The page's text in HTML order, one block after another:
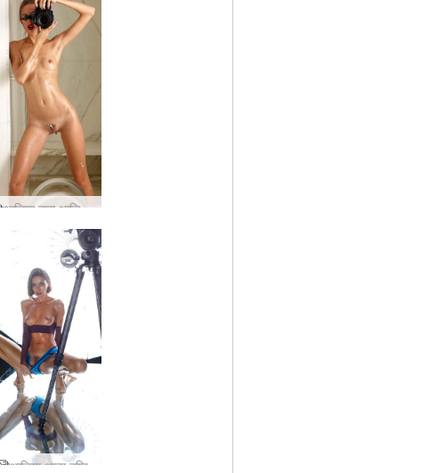
आलिया द्वारा आलिया शावर सेल्फी
आलिया आत्म दृष्टि